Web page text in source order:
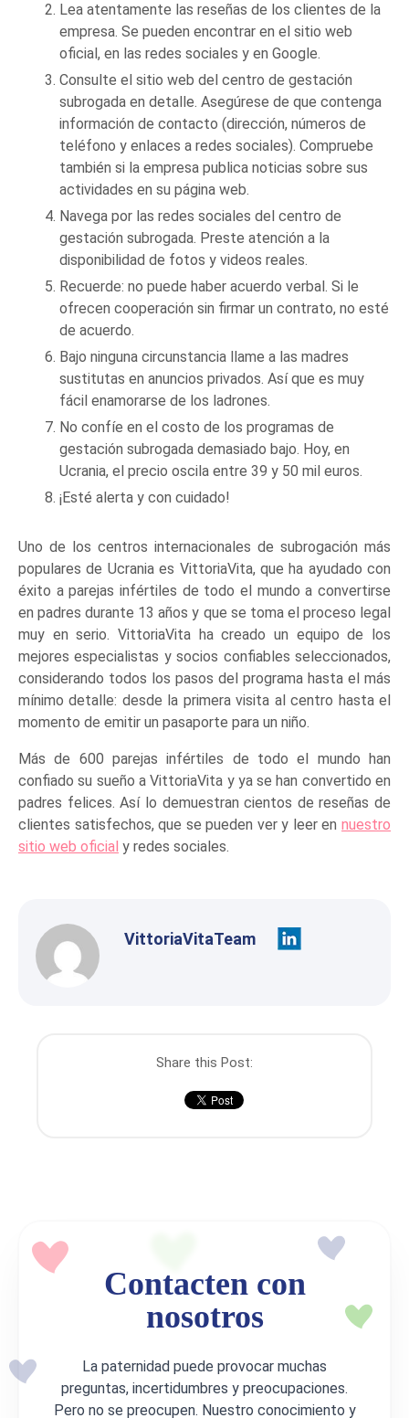
Lea atentamente las reseñas de los clientes de la
empresa. Se pueden encontrar en el sitio web
oficial, en las redes sociales y en Google.
Consulte el sitio web del centro de gestación
subrogada en detalle. Asegúrese de que contenga
información de contacto (dirección, números de
teléfono y enlaces a redes sociales). Compruebe
también si la empresa publica noticias sobre sus
actividades en su página web.
Navega por las redes sociales del centro de
gestación subrogada. Preste atención a la
disponibilidad de fotos y videos reales.
Recuerde: no puede haber acuerdo verbal. Si le
ofrecen cooperación sin firmar un contrato, no esté
de acuerdo.
Bajo ninguna circunstancia llame a las madres
sustitutas en anuncios privados. Así que es muy
fácil enamorarse de los ladrones.
No confíe en el costo de los programas de
gestación subrogada demasiado bajo. Hoy, en
Ucrania, el precio oscila entre 39 y 50 mil euros.
¡Esté alerta y con cuidado!
Uno de los centros internacionales de subrogación más
populares de Ucrania es VittoriaVita, que ha ayudado con
éxito a parejas infértiles de todo el mundo a convertirse
en padres durante 13 años y que se toma el proceso legal
muy en serio. VittoriaVita ha creado un equipo de los
mejores especialistas y socios confiables seleccionados,
considerando todos los pasos del programa hasta el más
mínimo detalle: desde la primera visita al centro hasta el
momento de emitir un pasaporte para un niño.
Más de 600 parejas infértiles de todo el mundo han
confiado su sueño a VittoriaVita y ya se han convertido en
padres felices. Así lo demuestran cientos de reseñas de
clientes satisfechos, que se pueden ver y leer en nuestro
sitio web oficial y redes sociales.
VittoriaVitaTeam
Share this Post:
Contacten con
nosotros
La paternidad puede provocar muchas
preguntas, incertidumbres y preocupaciones.
Pero no se preocupen. Nuestro conocimiento y